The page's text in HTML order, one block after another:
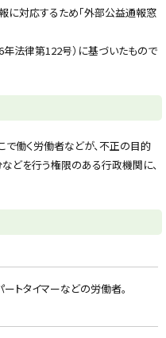
に対応するため「外部公益通報窓
法律第122号）に基づいたもので
働く労働者などが、不正の目的
どを行う権限のある行政機関に、
トタイマーなどの労働者。